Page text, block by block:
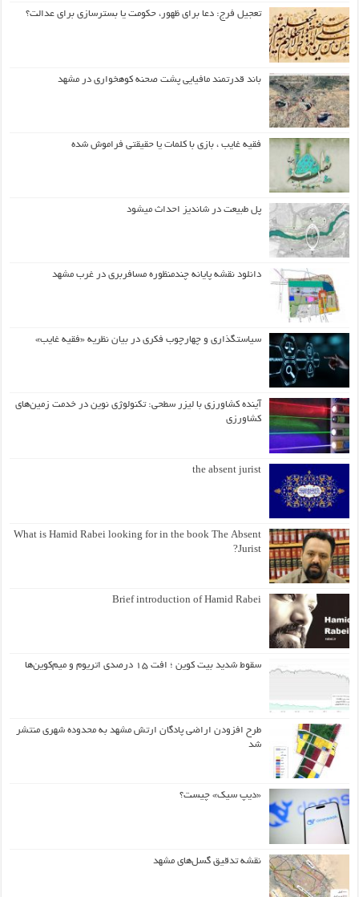
تعجیل فرج: دعا برای ظهور، حکومت یا بسترسازی برای عدالت؟
باند قدرتمند مافیایی پشت صحنه کوهخواری در مشهد
فقیه غایب ، بازی با کلمات یا حقیقتی فراموش شده
پل طبیعت در شاندیز احداث میشود
دانلود نقشه پایانه چندمنظوره مسافربری در غرب مشهد
سیاستگذاری و چهارچوب فکری در بیان نظریه «فقیه غایب»
آینده کشاورزی با لیزر سطحی: تکنولوژی نوین در خدمت زمین‌های
کشاورزی
the absent jurist
What is Hamid Rabei looking for in the book The Absent
Jurist?
Brief introduction of Hamid Rabei
سقوط شدید بیت کوین ؛ افت ۱۵ درصدی اتریوم و میم‌کوین‌ها
طرح افزودن اراضی پادگان ارتش مشهد به محدوده شهری منتشر
شد
«دیپ سیک» چیست؟
نقشه تدقیق گسل‌های مشهد